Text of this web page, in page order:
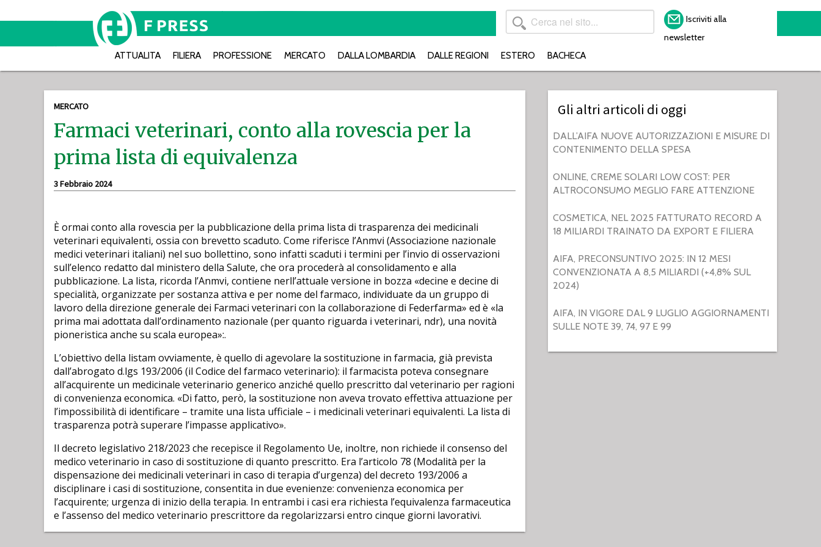
Iscriviti alla
newsletter
ATTUALITA FILIERA PROFESSIONE MERCATO DALLA LOMBARDIA DALLE REGIONI ESTERO BACHECA
MERCATO
Farmaci veterinari, conto alla rovescia per la
prima lista di equivalenza
3 Febbraio 2024
È ormai conto alla rovescia per la pubblicazione della prima lista di trasparenza dei medicinali
veterinari equivalenti, ossia con brevetto scaduto. Come riferisce l’Anmvi (Associazione nazionale
medici veterinari italiani) nel suo bollettino, sono infatti scaduti i termini per l’invio di osservazioni
sull’elenco redatto dal ministero della Salute, che ora procederà al consolidamento e alla
pubblicazione. La lista, ricorda l’Anmvi, contiene nerll’attuale versione in bozza «decine e decine di
specialità, organizzate per sostanza attiva e per nome del farmaco, individuate da un gruppo di
lavoro della direzione generale dei Farmaci veterinari con la collaborazione di Federfarma» ed è «la
prima mai adottata dall’ordinamento nazionale (per quanto riguarda i veterinari, ndr), una novità
pioneristica anche su scala europea»:.
L’obiettivo della listam ovviamente, è quello di agevolare la sostituzione in farmacia, già prevista
dall’abrogato d.lgs 193/2006 (il Codice del farmaco veterinario): il farmacista poteva consegnare
all’acquirente un medicinale veterinario generico anziché quello prescritto dal veterinario per ragioni
di convenienza economica. «Di fatto, però, la sostituzione non aveva trovato effettiva attuazione per
l’impossibilità di identificare – tramite una lista ufficiale – i medicinali veterinari equivalenti. La lista di
trasparenza potrà superare l’impasse applicativo».
Il decreto legislativo 218/2023 che recepisce il Regolamento Ue, inoltre, non richiede il consenso del
medico veterinario in caso di sostituzione di quanto prescritto. Era l’articolo 78 (Modalità per la
dispensazione dei medicinali veterinari in caso di terapia d’urgenza) del decreto 193/2006 a
disciplinare i casi di sostituzione, consentita in due evenienze: convenienza economica per
l’acquirente; urgenza di inizio della terapia. In entrambi i casi era richiesta l’equivalenza farmaceutica
e l’assenso del medico veterinario prescrittore da regolarizzarsi entro cinque giorni lavorativi.
Gli altri articoli di oggi
DALL’AIFA NUOVE AUTORIZZAZIONI E MISURE DI
CONTENIMENTO DELLA SPESA
ONLINE, CREME SOLARI LOW COST: PER
ALTROCONSUMO MEGLIO FARE ATTENZIONE
COSMETICA, NEL 2025 FATTURATO RECORD A
18 MILIARDI TRAINATO DA EXPORT E FILIERA
AIFA, PRECONSUNTIVO 2025: IN 12 MESI
CONVENZIONATA A 8,5 MILIARDI (+4,8% SUL
2024)
AIFA, IN VIGORE DAL 9 LUGLIO AGGIORNAMENTI
SULLE NOTE 39, 74, 97 E 99